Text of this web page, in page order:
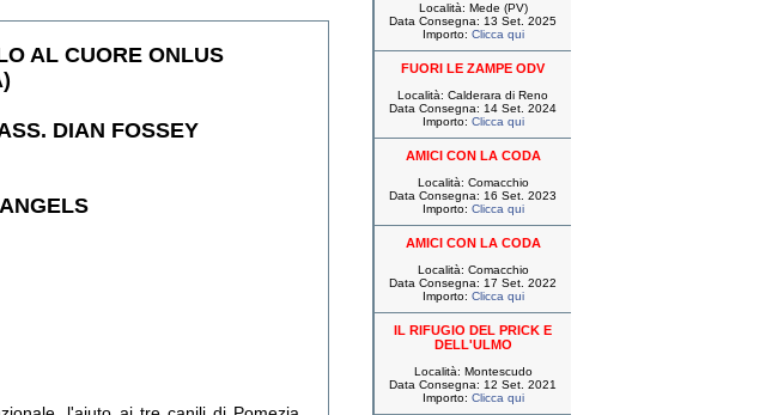
AL CUORE ONLUS
DIAN FOSSEY
Località: Mede (PV)
Data Consegna: 13 Set. 2025
Importo: Clicca qui
FUORI LE ZAMPE ODV
Località: Calderara di Reno
Data Consegna: 14 Set. 2024
Importo: Clicca qui
AMICI CON LA CODA
Località: Comacchio
Data Consegna: 16 Set. 2023
Importo: Clicca qui
AMICI CON LA CODA
Località: Comacchio
Data Consegna: 17 Set. 2022
Importo: Clicca qui
IL RIFUGIO DEL PRICK E
DELL'ULMO
Località: Montescudo
Data Consegna: 12 Set. 2021
Importo: Clicca qui